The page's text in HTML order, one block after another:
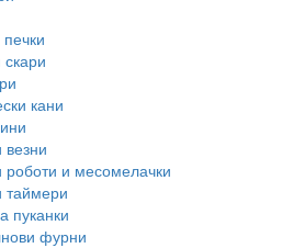
печки
кани
везни
роботи и месомелачки
таймери
пуканки
фурни